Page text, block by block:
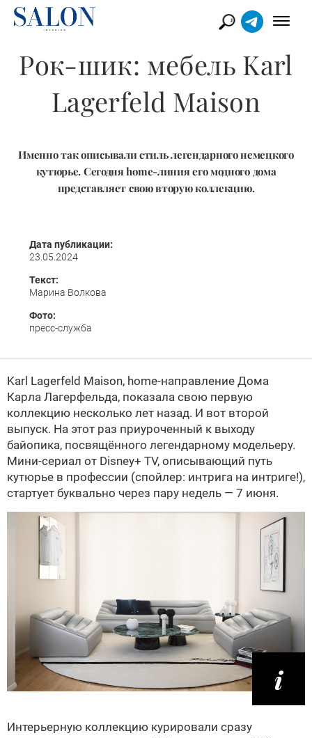
Рок-шик: мебель Karl
Lagerfeld Maison
Именно так описывали стиль легендарного немецкого
кутюрье. Сегодня home-линия его модного дома
представляет свою вторую коллекцию.
Дата публикации:
23.05.2024
Текст:
Марина Волкова
Фото:
пресс-служба
Karl Lagerfeld Maison, home-направление Дома
Карла Лагерфельда, показала свою первую
коллекцию несколько лет назад. И вот второй
выпуск. На этот раз приуроченный к выходу
байопика, посвящённого легендарному модельеру.
Мини-сериал от Disney+ TV, описывающий путь
кутюрье в профессии (спойлер: интрига на интриге!),
стартует буквально через пару недель — 7 июня.
Интерьерную коллекцию курировали сразу